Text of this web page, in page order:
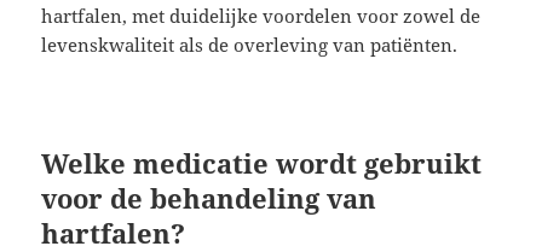
hartfalen, met duidelijke voordelen voor zowel de
levenskwaliteit als de overleving van patiënten.
Welke medicatie wordt gebruikt
voor de behandeling van
hartfalen?